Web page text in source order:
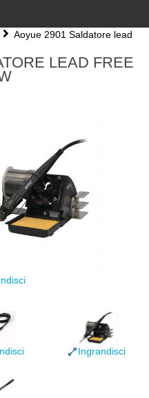
Aoyue 2901 Saldatore lead
LEAD FREE
Ingrandisci